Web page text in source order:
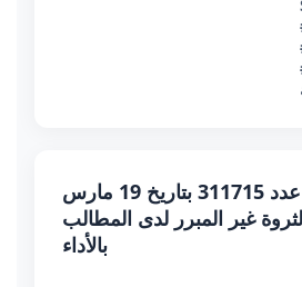
قرار تعقيبي عدد 311715 بتاريخ 19 مارس
الثروة غير المبرر لدى المطالب
بالأداء